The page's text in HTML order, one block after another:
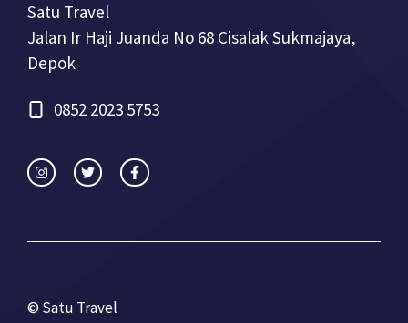
Satu Travel
Jalan Ir Haji Juanda No 68 Cisalak Sukmajaya,
Depok
0852 2023 5753
© Satu Travel